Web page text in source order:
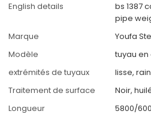
English details
bs 1387
pipe
Marque
Youfa
Modèle
tuyau en
extrémités de tuyaux
lisse,
Traitement de surface
Noir,
Longueur
5800/